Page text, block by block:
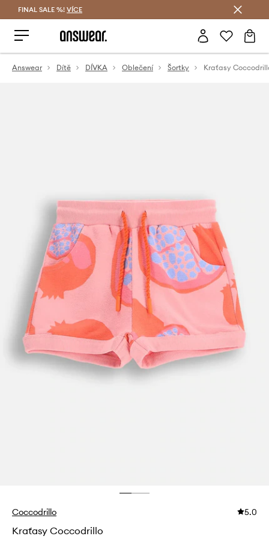
FINAL SALE %! VÍCE
Answear Dítě DÍVKA Oblečení Šortky Kraťasy
Coccodrillo 5.0
Kraťasy Coccodrillo